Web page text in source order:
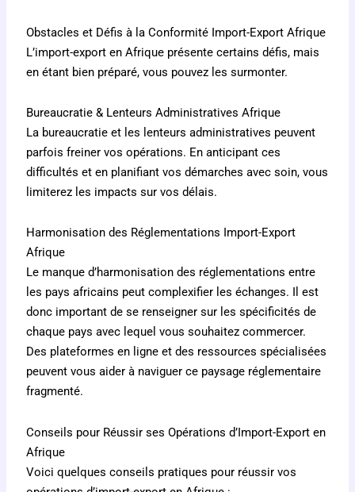
Obstacles et Défis à la Conformité Import-Export Afrique
L’import-export en Afrique présente certains défis, mais
en étant bien préparé, vous pouvez les surmonter.
Bureaucratie & Lenteurs Administratives Afrique
La bureaucratie et les lenteurs administratives peuvent
parfois freiner vos opérations. En anticipant ces
difficultés et en planifiant vos démarches avec soin, vous
limiterez les impacts sur vos délais.
Harmonisation des Réglementations Import-Export
Afrique
Le manque d’harmonisation des réglementations entre
les pays africains peut complexifier les échanges. Il est
donc important de se renseigner sur les spécificités de
chaque pays avec lequel vous souhaitez commercer.
Des plateformes en ligne et des ressources spécialisées
peuvent vous aider à naviguer ce paysage réglementaire
fragmenté.
Conseils pour Réussir ses Opérations d’Import-Export en
Afrique
Voici quelques conseils pratiques pour réussir vos